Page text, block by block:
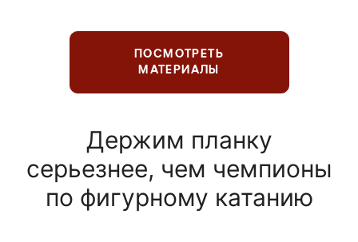
ПОСМОТРЕТЬ
МАТЕРИАЛЫ
Держим планку
серьезнее, чем чемпионы
по фигурному катанию